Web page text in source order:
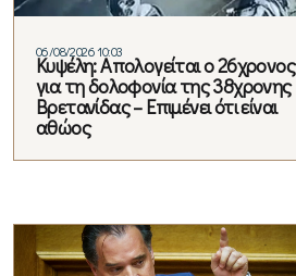
06/08/2026 10:03
Κυψέλη: Απολογείται ο 26χρονος
για τη δολοφονία της 38χρονης
Βρετανίδας – Επιμένει ότι είναι
αθώος